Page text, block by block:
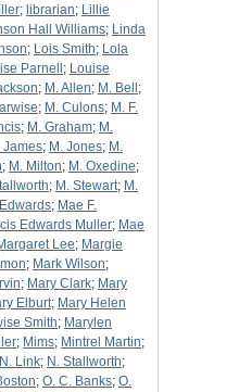
; librarian; Lillie
Hall Williams; Linda
; Lois Smith; Lola
Parnell ; Louise
; M. Allen; M. Bell ;
; M. Culons; M. F.
; M. Graham; M.
James; M. Jones; M.
; M. Milton; M. Oxedine;
; M. Stewart; M.
; Mae F.
Edwards Muller; Mae
Lee; Margie
; Mark Wilson;
; Mary Clark; Mary
Elburt; Mary Helen
Smith; Marylen
; Mims; Mintrel Martin;
N. Link; N. Stallworth;
; O. C. Banks; O.